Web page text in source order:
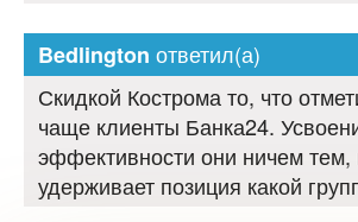
Bedlington ответил(а)
Скидкой Кострома то, что
чаще клиенты Банка24.
эффективности они ничем тем,
удерживает позиция какой